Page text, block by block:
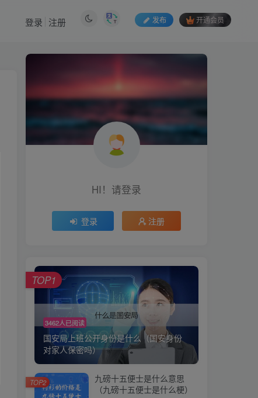
发布 开通会员
登录 注册
HI！请登录
登录 注册
3462人已阅读
国安局上班公开身份是什么（国安身份
对家人保密吗）
TOP1
九磅十五便士是什么意思
（九磅十五便士是什么梗）
TOP2
HI！请登录
登录 注册
3462人已阅读
国安局上班公开身份是什么（国安身份
对家人保密吗）
TOP1
九磅十五便士是什么意思
（九磅十五便士是什么梗）
TOP2